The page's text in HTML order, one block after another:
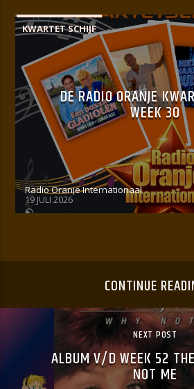
KWARTET SCHIJF
DE RADIO ORANJE
WEEK 30
Radio Oranje Internationaal
19 JULI 2026
CONTINUE
NEXT POST
ALBUM V/D WEEK 52
NOT ME